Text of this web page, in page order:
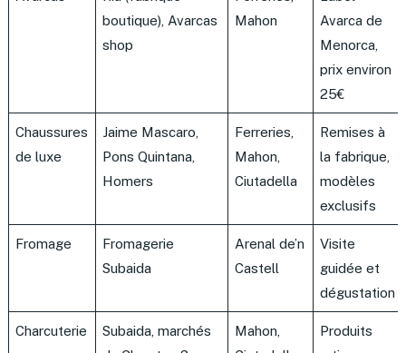
boutique), Avarcas
shop
Mahon
Avarca de
Menorca,
prix environ
25€
Chaussures
de luxe
Jaime Mascaro,
Pons Quintana,
Homers
Ferreries,
Mahon,
Ciutadella
Remises à
la fabrique,
modèles
exclusifs
Fromage
Fromagerie
Subaida
Arenal de’n
Castell
Visite
guidée et
dégustation
Charcuterie
Subaida, marchés
Mahon,
Produits